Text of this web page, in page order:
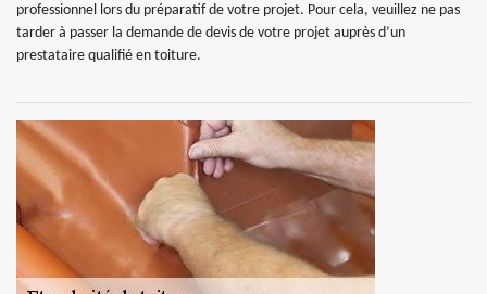
professionnel lors du préparatif de votre projet. Pour cela, veuillez ne pas
tarder à passer la demande de devis de votre projet auprès d’un
prestataire qualifié en toiture.